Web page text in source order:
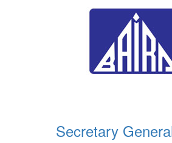
Secretary